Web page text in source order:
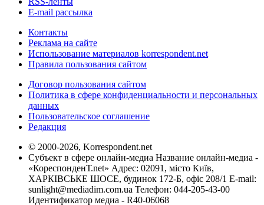
E-mail рассылка
Контакты
Реклама на сайте
Использование материалов korrespondent.net
Правила пользования сайтом
Договор пользования сайтом
Политика в сфере конфиденциальности и персональных
данных
Пользовательское соглашение
Редакция
© 2000-2026, Korrespondent.net
Субъект в сфере онлайн-медиа Название онлайн-медиа -
«КореспонденТ.net» Адрес: 02091, місто Київ,
ХАРКІВСЬКЕ ШОСЕ, будинок 172-Б, офіс 208/1 E-mail:
sunlight@mediadim.com.ua Телефон: 044-205-43-00
Идентификатор медиа - R40-06068